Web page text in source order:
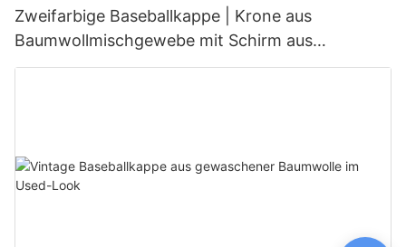
Zweifarbige Baseballkappe | Krone aus
Baumwollmischgewebe mit Schirm aus
Wildlederimitat, individuelle Logo-Anpassung